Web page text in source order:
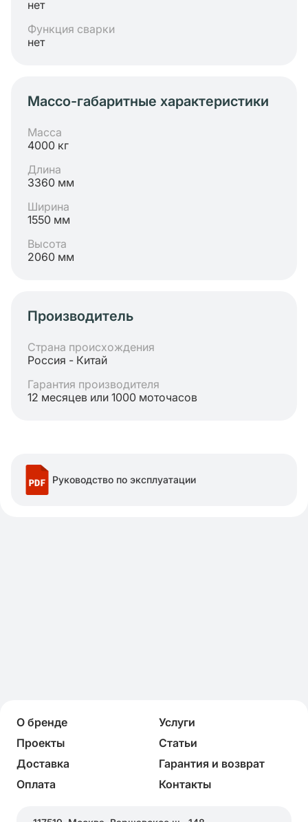
нет
Функция сварки
нет
Массо-габаритные характеристики
Масса
4000 кг
Длина
3360 мм
Ширина
1550 мм
Высота
2060 мм
Производитель
Страна происхождения
Россия - Китай
Гарантия производителя
12 месяцев или 1000 моточасов
Руководство по эксплуатации
О бренде
Услуги
Проекты
Статьи
Доставка
Гарантия и возврат
Оплата
Контакты